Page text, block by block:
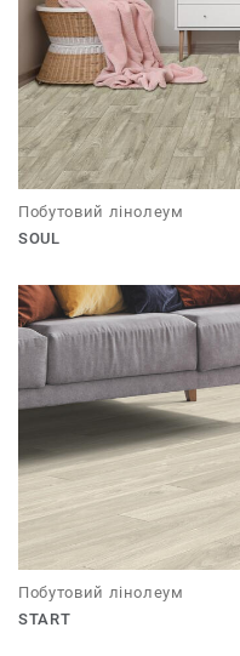
Побутовий лінолеум
SOUL
Побутовий лінолеум
START